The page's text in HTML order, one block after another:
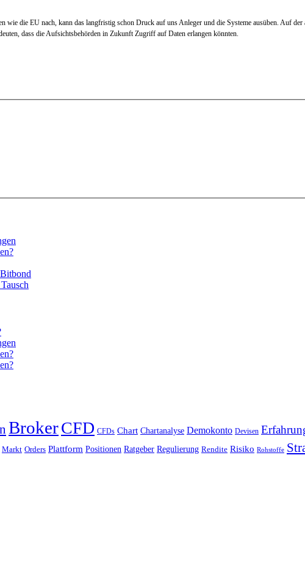
wie die EU nach, kann das langfristig schon Druck auf uns Anleger und die Systeme ausüben. Auf
dass die Aufsichtsbehörden in Zukunft Zugriff auf Daten erlangen könnten.
BrokerCFD CFDs Chart Chartanalyse Demokonto Devisen
Markt Orders Plattform Positionen Ratgeber Regulierung Rendite Risiko Rohstoffe